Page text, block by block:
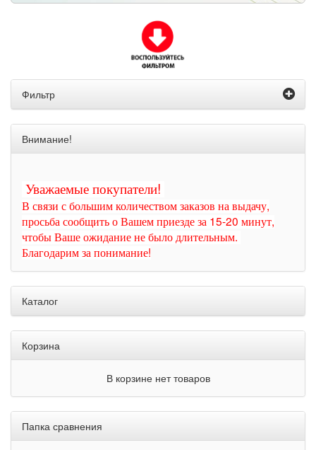
Фильтр
Внимание!
Уважаемые покупатели!
В связи с большим количеством заказов на выдачу,
просьба сообщить о Вашем приезде за 15-20 минут,
чтобы Ваше ожидание не было длительным.
Благодарим за понимание!
Каталог
Корзина
В корзине нет товаров
Папка сравнения